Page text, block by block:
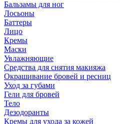
Бальзамы для ног
Лосьоны
Баттеры
Лицо
Кремы
Маски
Увлажняющие
Средства для снятия макияжа
Окрашивание бровей и ресниц
Уход за губами
Гели для бровей
Тело
Дезодоранты
Кремы для ухода за кожей